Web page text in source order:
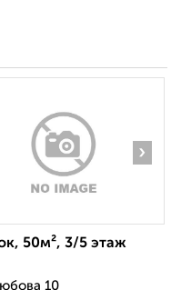
›
50м², 3/5 этаж
10